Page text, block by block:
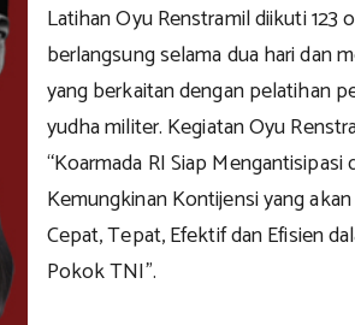
Latihan Oyu Renstramil diikuti 123
berlangsung selama dua hari dan
yang berkaitan dengan pelatihan
yudha militer. Kegiatan Oyu
“Koarmada RI Siap
Kemungkinan Kontijensi yang
Cepat, Tepat, Efektif dan Efisien
Pokok TNI”.